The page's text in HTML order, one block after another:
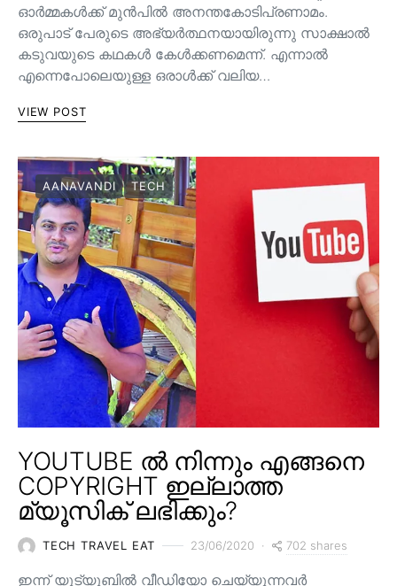
ഓർമ്മകൾക്ക് മുൻപിൽ അനന്തകോടിപ്രണാമം.
ഒരുപാട് പേരുടെ അഭ്യർത്ഥനയായിരുന്നു സാക്ഷാൽ
കടുവയുടെ കഥകൾ കേൾക്കണമെന്ന്. എന്നാൽ
എന്നെപോലെയുള്ള ഒരാൾക്ക് വലിയ…
VIEW POST
AANAVANDI TECH
YOUTUBE ൽ നിന്നും എങ്ങനെ
COPYRIGHT ഇല്ലാത്ത
മ്യൂസിക് ലഭിക്കും?
TECH TRAVEL EAT 23/06/2020 702 shares
ഇന്ന് യൂട്യൂബിൽ വീഡിയോ ചെയ്യുന്നവർ